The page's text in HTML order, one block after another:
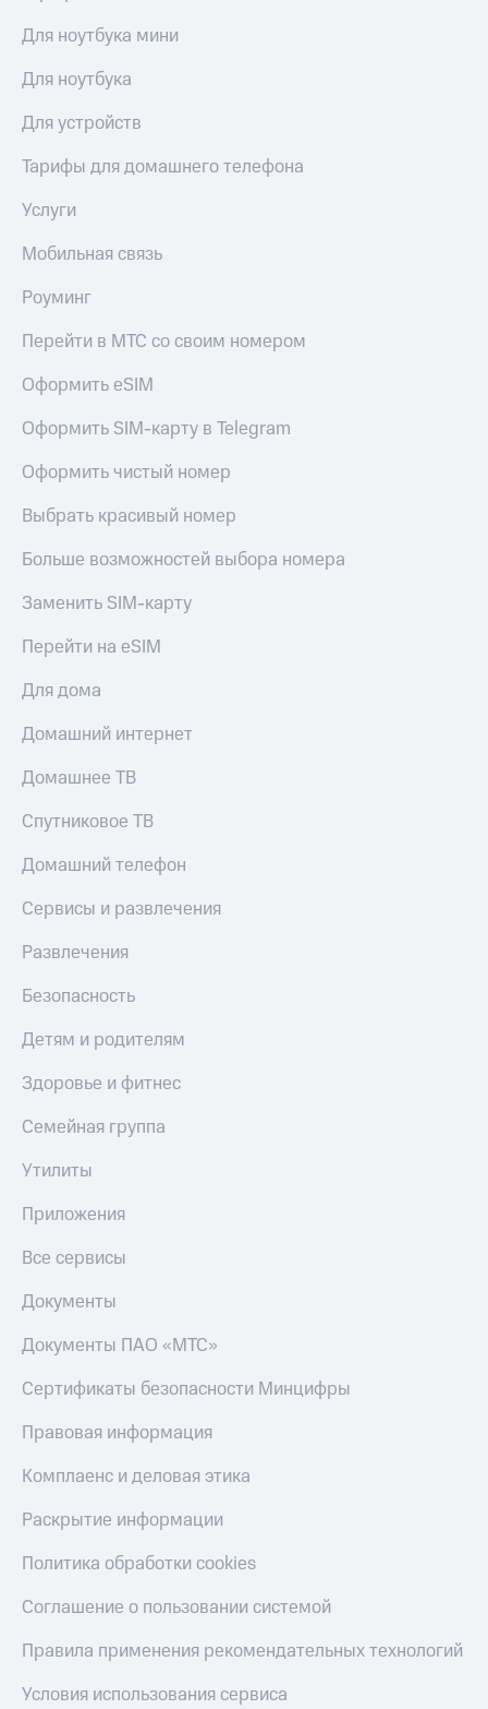
Для ноутбука мини
Для ноутбука
Для устройств
Тарифы для домашнего телефона
Услуги
Мобильная связь
Роуминг
Перейти в МТС со своим номером
Оформить eSIM
Оформить SIM-карту в Telegram
Оформить чистый номер
Выбрать красивый номер
Больше возможностей выбора номера
Заменить SIM-карту
Перейти на eSIM
Для дома
Домашний интернет
Домашнее ТВ
Спутниковое ТВ
Домашний телефон
Сервисы и развлечения
Развлечения
Безопасность
Детям и родителям
Здоровье и фитнес
Семейная группа
Утилиты
Приложения
Все сервисы
Документы
Документы ПАО «МТС»
Сертификаты безопасности Минцифры
Правовая информация
Комплаенс и деловая этика
Раскрытие информации
Политика обработки cookies
Соглашение о пользовании системой
Правила применения рекомендательных технологий
Условия использования сервиса